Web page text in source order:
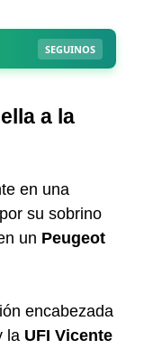
a la
en una
su sobrino
un Peugeot
encabezada
la UFI Vicente